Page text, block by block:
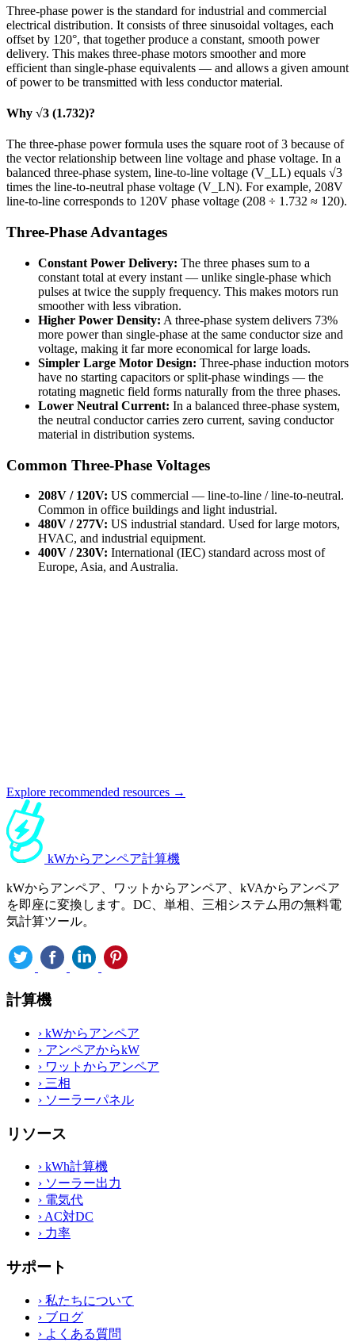
Three-phase power is the standard for industrial and commercial
electrical distribution. It consists of three sinusoidal voltages, each
offset by 120°, that together produce a constant, smooth power
delivery. This makes three-phase motors smoother and more
efficient than single-phase equivalents — and allows a given amount
of power to be transmitted with less conductor material.
Why √3 (1.732)?
The three-phase power formula uses the square root of 3 because of
the vector relationship between line voltage and phase voltage. In a
balanced three-phase system, line-to-line voltage (V_LL) equals √3
times the line-to-neutral phase voltage (V_LN). For example, 208V
line-to-line corresponds to 120V phase voltage (208 ÷ 1.732 ≈ 120).
Three-Phase Advantages
Constant Power Delivery: The three phases sum to a
constant total at every instant — unlike single-phase which
pulses at twice the supply frequency. This makes motors run
smoother with less vibration.
Higher Power Density: A three-phase system delivers 73%
more power than single-phase at the same conductor size and
voltage, making it far more economical for large loads.
Simpler Large Motor Design: Three-phase induction motors
have no starting capacitors or split-phase windings — the
rotating magnetic field forms naturally from the three phases.
Lower Neutral Current: In a balanced three-phase system,
the neutral conductor carries zero current, saving conductor
material in distribution systems.
Common Three-Phase Voltages
208V / 120V: US commercial — line-to-line / line-to-neutral.
Common in office buildings and light industrial.
480V / 277V: US industrial standard. Used for large motors,
HVAC, and industrial equipment.
400V / 230V: International (IEC) standard across most of
Europe, Asia, and Australia.
Explore recommended resources →
kWからアンペア計算機
kWからアンペア、ワットからアンペア、kVAからアンペア
を即座に変換します。DC、単相、三相システム用の無料電
気計算ツール。
計算機
› kWからアンペア
› アンペアからkW
› ワットからアンペア
› 三相
› ソーラーパネル
リソース
› kWh計算機
› ソーラー出力
› 電気代
› AC対DC
› 力率
サポート
› 私たちについて
› ブログ
› よくある質問